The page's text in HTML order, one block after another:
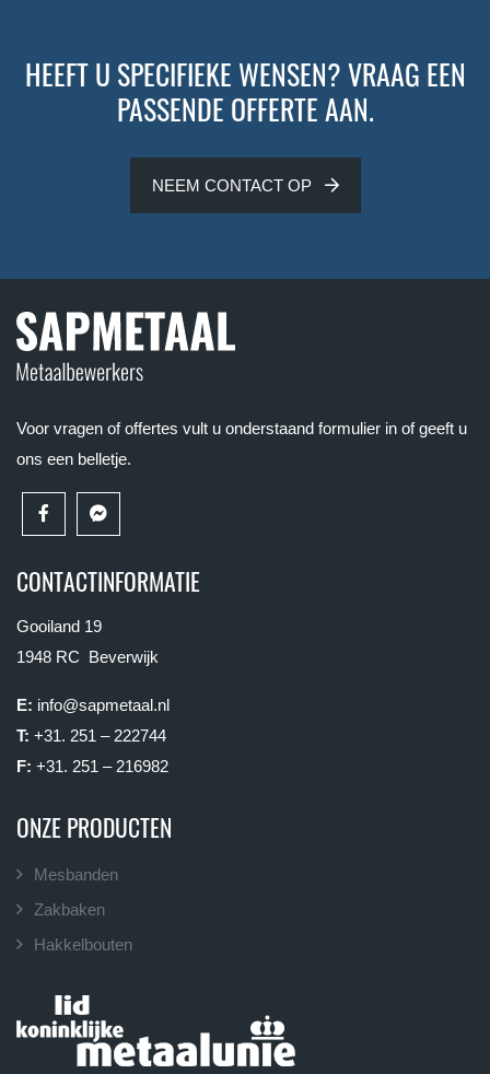
HEEFT U SPECIFIEKE WENSEN? VRAAG EEN
PASSENDE OFFERTE AAN.
NEEM CONTACT OP
Voor vragen of offertes vult u onderstaand formulier in of geeft u
ons een belletje.
CONTACTINFORMATIE
Gooiland 19
1948 RC Beverwijk
E: info@sapmetaal.nl
T: +31. 251 – 222744
F: +31. 251 – 216982
ONZE PRODUCTEN
Mesbanden
Zakbaken
Hakkelbouten